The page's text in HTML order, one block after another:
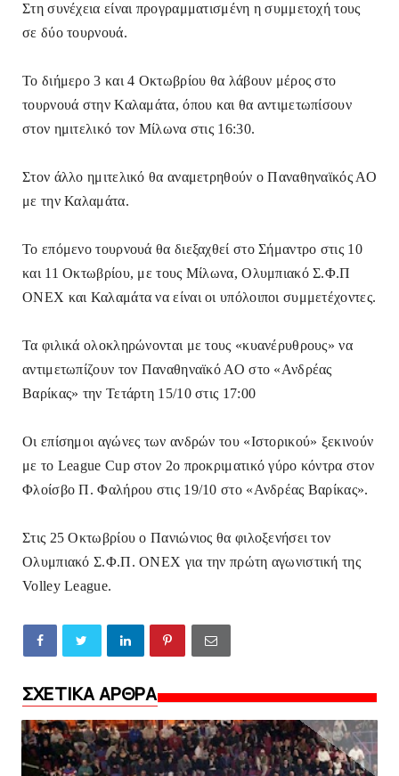
Στη συνέχεια είναι προγραμματισμένη η συμμετοχή τους
σε δύο τουρνουά.
Το διήμερο 3 και 4 Οκτωβρίου θα λάβουν μέρος στο
τουρνουά στην Καλαμάτα, όπου και θα αντιμετωπίσουν
στον ημιτελικό τον Μίλωνα στις 16:30.
Στον άλλο ημιτελικό θα αναμετρηθούν ο Παναθηναϊκός ΑΟ
με την Καλαμάτα.
Το επόμενο τουρνουά θα διεξαχθεί στο Σήμαντρο στις 10
και 11 Οκτωβρίου, με τους Μίλωνα, Ολυμπιακό Σ.Φ.Π
ONEX και Καλαμάτα να είναι οι υπόλοιποι συμμετέχοντες.
Τα φιλικά ολοκληρώνονται με τους «κυανέρυθρους» να
αντιμετωπίζουν τον Παναθηναϊκό ΑΟ στο «Ανδρέας
Βαρίκας» την Τετάρτη 15/10 στις 17:00
Οι επίσημοι αγώνες των ανδρών του «Ιστορικού» ξεκινούν
με το League Cup στον 2ο προκριματικό γύρο κόντρα στον
Φλοίσβο Π. Φαλήρου στις 19/10 στο «Ανδρέας Βαρίκας».
Στις 25 Οκτωβρίου ο Πανιώνιος θα φιλοξενήσει τον
Ολυμπιακό Σ.Φ.Π. ONEX για την πρώτη αγωνιστική της
Volley League.
ΣΧΕΤΙΚΑ ΑΡΘΡΑ